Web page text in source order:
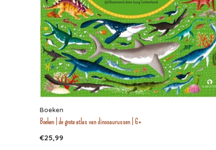
Boeken
Boeken | de grote atlas van dinosaurussen | 6+
€25,99